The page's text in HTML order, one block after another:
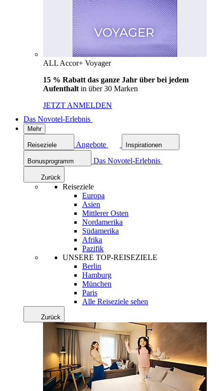
ALL Accor+ Voyager
15 % Rabatt das ganze Jahr über bei jedem
Aufenthalt in über 30 Marken
JETZT ANMELDEN
Das Novotel-Erlebnis
Mehr
Reiseziele Angebote Inspirationen
Bonusprogramm Das Novotel-Erlebnis
Zurück
Reiseziele
Europa
Asien
Mittlerer Osten
Nordamerika
Südamerika
Afrika
Pazifik
UNSERE TOP-REISEZIELE
Berlin
Hamburg
München
Paris
Alle Reiseziele sehen
Zurück